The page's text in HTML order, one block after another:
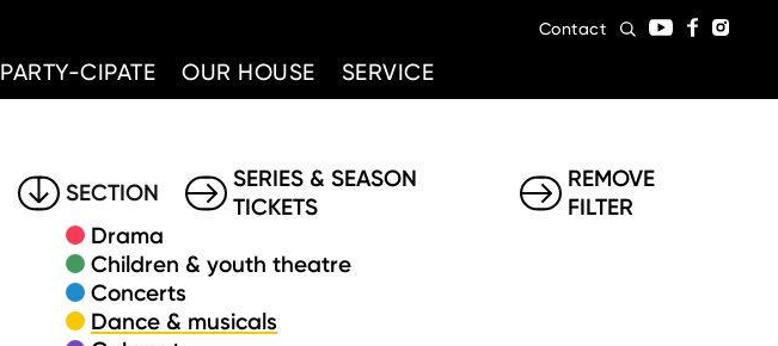
PARTY-CIPATE OUR HOUSE SERVICE
Contact
SECTION
Drama
Children & youth theatre
Concerts
Dance & musicals
SERIES & SEASON
TICKETS
REMOVE
FILTER